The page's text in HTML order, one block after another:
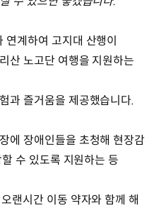
계하여 고지대 산행이
산 노고단 여행을 지원하는
과 즐거움을 제공했습니다.
에 장애인들을 초청해 현장감
수 있도록 지원하는 등
랜시간 이동 약자와 함께 해